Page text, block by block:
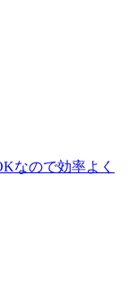
なので効率よく